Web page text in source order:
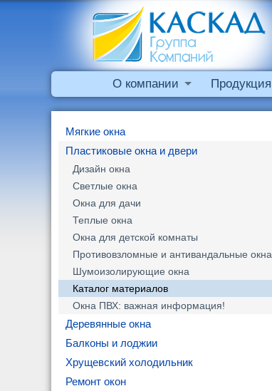
О компании Продукция
Мягкие окна
Пластиковые окна и двери
Дизайн окна
Светлые окна
Окна для дачи
Теплые окна
Окна для детской комнаты
Противовзломные и антивандальные окна
Шумоизолирующие окна
Каталог материалов
Окна ПВХ: важная информация!
Деревянные окна
Балконы и лоджии
Хрущевский холодильник
Ремонт окон